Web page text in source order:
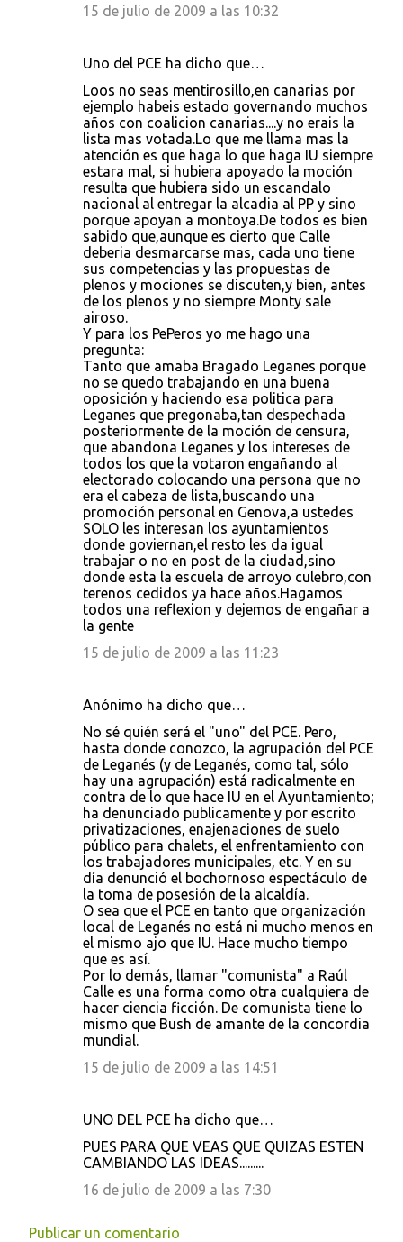
15 de julio de 2009 a las 10:32
Uno del PCE ha dicho que…
Loos no seas mentirosillo,en canarias por
ejemplo habeis estado governando muchos
años con coalicion canarias....y no erais la
lista mas votada.Lo que me llama mas la
atención es que haga lo que haga IU siempre
estara mal, si hubiera apoyado la moción
resulta que hubiera sido un escandalo
nacional al entregar la alcadia al PP y sino
porque apoyan a montoya.De todos es bien
sabido que,aunque es cierto que Calle
deberia desmarcarse mas, cada uno tiene
sus competencias y las propuestas de
plenos y mociones se discuten,y bien, antes
de los plenos y no siempre Monty sale
airoso.
Y para los PePeros yo me hago una
pregunta:
Tanto que amaba Bragado Leganes porque
no se quedo trabajando en una buena
oposición y haciendo esa politica para
Leganes que pregonaba,tan despechada
posteriormente de la moción de censura,
que abandona Leganes y los intereses de
todos los que la votaron engañando al
electorado colocando una persona que no
era el cabeza de lista,buscando una
promoción personal en Genova,a ustedes
SOLO les interesan los ayuntamientos
donde goviernan,el resto les da igual
trabajar o no en post de la ciudad,sino
donde esta la escuela de arroyo culebro,con
terenos cedidos ya hace años.Hagamos
todos una reflexion y dejemos de engañar a
la gente
15 de julio de 2009 a las 11:23
Anónimo ha dicho que…
No sé quién será el "uno" del PCE. Pero,
hasta donde conozco, la agrupación del PCE
de Leganés (y de Leganés, como tal, sólo
hay una agrupación) está radicalmente en
contra de lo que hace IU en el Ayuntamiento;
ha denunciado publicamente y por escrito
privatizaciones, enajenaciones de suelo
público para chalets, el enfrentamiento con
los trabajadores municipales, etc. Y en su
día denunció el bochornoso espectáculo de
la toma de posesión de la alcaldía.
O sea que el PCE en tanto que organización
local de Leganés no está ni mucho menos en
el mismo ajo que IU. Hace mucho tiempo
que es así.
Por lo demás, llamar "comunista" a Raúl
Calle es una forma como otra cualquiera de
hacer ciencia ficción. De comunista tiene lo
mismo que Bush de amante de la concordia
mundial.
15 de julio de 2009 a las 14:51
UNO DEL PCE ha dicho que…
PUES PARA QUE VEAS QUE QUIZAS ESTEN
CAMBIANDO LAS IDEAS.........
16 de julio de 2009 a las 7:30
Publicar un comentario